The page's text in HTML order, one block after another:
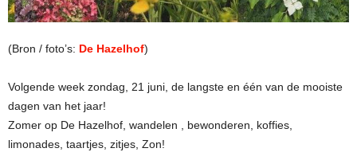
(Bron / foto’s: De Hazelhof)
Volgende week zondag, 21 juni, de langste en één van de mooiste
dagen van het jaar!
Zomer op De Hazelhof, wandelen , bewonderen, koffies,
limonades, taartjes, zitjes, Zon!